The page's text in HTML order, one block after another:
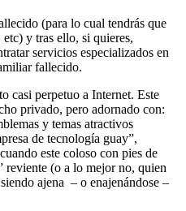
(para lo cual tendrás que
y tras ello, si quieres,
servicios especializados en
fallecido.
casi perpetuo a Internet. Este
privado, pero adornado con:
y temas atractivos
de tecnología guay”,
este coloso con pies de
reviente (o a lo mejor no, quien
ajena – o enajenándose –